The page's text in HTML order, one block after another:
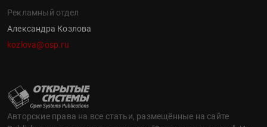
Рекламный отдел
Александра Козлова
kozlova@osp.ru
Авторские права на все статьи, размещённые на сайте